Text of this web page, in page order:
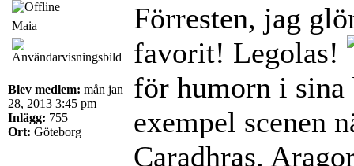
Maia
Blev medlem: mån jan
28, 2013 3:45 pm
Inlägg: 755
Ort: Göteborg
Förresten, jag
favorit! Legolas!
för humorn i
exempel scenen
Caradhras.